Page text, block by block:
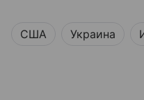
США Украина